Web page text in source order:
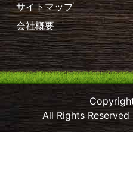
サイトマップ
会社概要
All Rights Reserved